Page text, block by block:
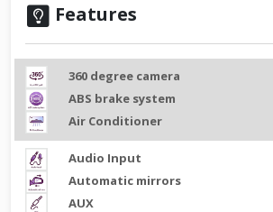
Features
360 degree camera
ABS brake system
Air Conditioner
Audio Input
Automatic mirrors
AUX